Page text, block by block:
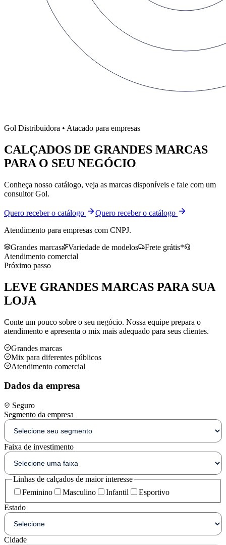
Gol Distribuidora • Atacado para empresas
CALÇADOS DE GRANDES MARCAS
PARA O SEU NEGÓCIO
Conheça nosso catálogo, veja as marcas disponíveis e fale com um
consultor Gol.
Quero receber o catálogo
Quero receber o catálogo
Atendimento para empresas com CNPJ.
Grandes marcas
Variedade de modelos
Frete grátis*
Atendimento comercial
Próximo passo
LEVE GRANDES MARCAS PARA SUA
LOJA
Conte um pouco sobre o seu negócio. Nossa equipe prepara o
atendimento e apresenta o mix mais adequado para seus clientes.
Grandes marcas
Mix para diferentes públicos
Atendimento comercial
Dados da empresa
Seguro
Segmento da empresa
Faixa de investimento
Linhas de calçados de maior interesse
Feminino
Masculino Infantil
Esportivo
Estado
Cidade